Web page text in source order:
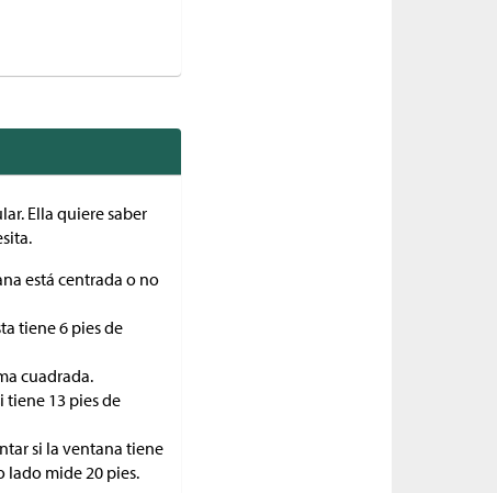
Ella quiere saber
está centrada o no
tiene 6 pies de
cuadrada.
tiene 13 pies de
si la ventana tiene
lado mide 20 pies.